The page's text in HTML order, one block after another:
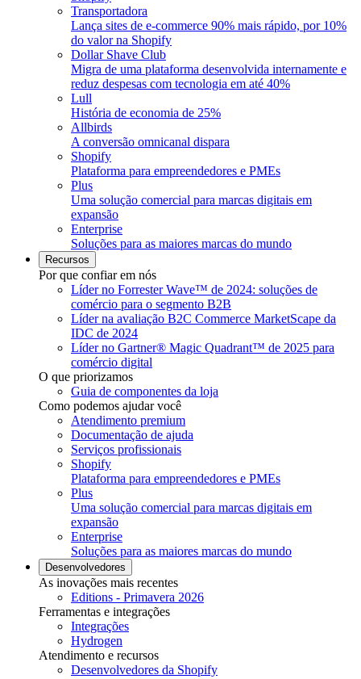
Transportadora
Lança sites de e-commerce 90% mais rápido, por 10%
do valor na Shopify
Dollar Shave Club
Migra de uma plataforma desenvolvida internamente e
reduz despesas com tecnologia em até 40%
Lull
História de economia de 25%
Allbirds
A conversão omnicanal dispara
Shopify
Plataforma para empreendedores e PMEs
Plus
Uma solução comercial para marcas digitais em
expansão
Enterprise
Soluções para as maiores marcas do mundo
Recursos
Por que confiar em nós
Líder no Forrester Wave™ de 2024: soluções de
comércio para o segmento B2B
Líder na avaliação B2C Commerce MarketScape da
IDC de 2024
Líder no Gartner® Magic Quadrant™ de 2025 para
comércio digital
O que priorizamos
Guia de componentes da loja
Como podemos ajudar você
Atendimento premium
Documentação de ajuda
Serviços profissionais
Shopify
Plataforma para empreendedores e PMEs
Plus
Uma solução comercial para marcas digitais em
expansão
Enterprise
Soluções para as maiores marcas do mundo
Desenvolvedores
As inovações mais recentes
Editions - Primavera 2026
Ferramentas e integrações
Integrações
Hydrogen
Atendimento e recursos
Desenvolvedores da Shopify